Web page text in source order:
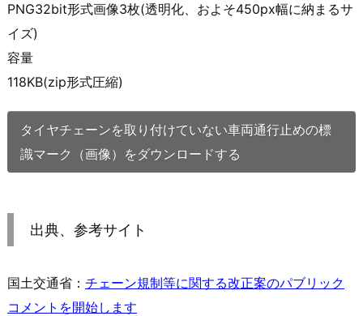
PNG32bit形式画像3枚(透明化、およそ450px幅に納まるサ
イズ)
容量
118KB(zip形式圧縮)
タイヤチェーンを取り付けていない車両通行止めの標
識マーク（画像）をダウンロードする
出典、参考サイト
国土交通省： チェーン規制等に関する改正案のパブリック
コメントを開始します